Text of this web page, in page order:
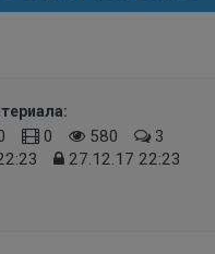
0 580
3
27.12.17 22:23